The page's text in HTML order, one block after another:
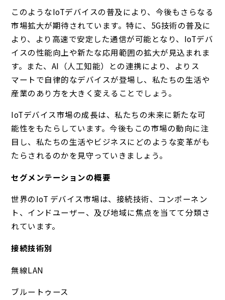
このようなIoTデバイスの普及により、今後もさらなる
市場拡大が期待されています。特に、5G技術の普及に
より、より高速で安定した通信が可能となり、IoTデバ
イスの性能向上や新たな応用範囲の拡大が見込まれま
す。また、AI（人工知能）との連携により、よりス
マートで自律的なデバイスが登場し、私たちの生活や
産業のあり方を大きく変えることでしょう。
IoTデバイス市場の成長は、私たちの未来に新たな可
能性をもたらしています。今後もこの市場の動向に注
目し、私たちの生活やビジネスにどのような変革がも
たらされるのかを見守っていきましょう。
セグメンテーションの概要
世界のIoT デバイス市場は、接続技術、コンポーネン
ト、インドユーザー、及び地域に焦点を当てて分類さ
れています。
接続技術別
無線LAN
ブルートゥース